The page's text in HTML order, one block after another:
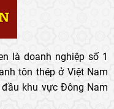
là doanh nghiệp số 1
tôn thép ở Việt Nam
khu vực Đông Nam